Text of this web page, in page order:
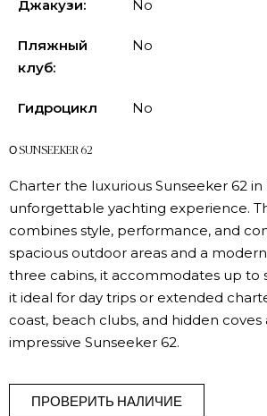
Джакузи: No
Пляжный
клуб:
No
Гидроцикл No
О SUNSEEKER 62
Charter the luxurious Sunseeker 62 in
unforgettable yachting experience.
combines style, performance, and
spacious outdoor areas and a
three cabins, it accommodates up to
it ideal for day trips or extended
coast, beach clubs, and hidden
impressive Sunseeker 62.
ПРОВЕРИТЬ НАЛИЧИЕ